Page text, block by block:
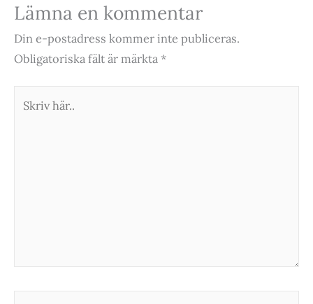
Lämna en kommentar
Din e-postadress kommer inte publiceras.
Obligatoriska fält är märkta *